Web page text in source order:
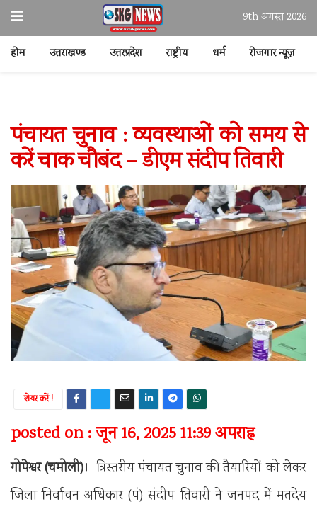
9th अगस्त 2026
होम उत्तराखण्ड उत्तरप्रदेश राष्ट्रीय धर्म रोजगार न्यूज़
पंचायत चुनाव : व्यवस्थाओं को समय से
करें चाक चौबंद – डीएम संदीप तिवारी
शेयर करें !
posted on : जून 16, 2025 11:39 अपराह्न
गोपेश्वर (चमोली)। त्रिस्तरीय पंचायत चुनाव की तैयारियों को लेकर
जिला निर्वाचन अधिकार (पं) संदीप तिवारी ने जनपद में मतदेय